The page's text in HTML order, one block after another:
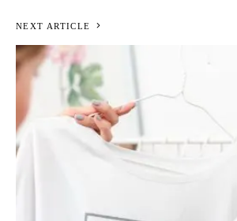
NEXT ARTICLE